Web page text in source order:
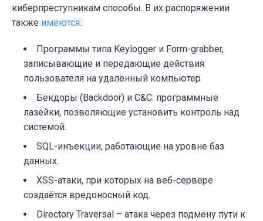
киберпреступникам способы. В их распоряжении
также имеются:
Программы типа Keylogger и Form-grabber,
записывающие и передающие действия
пользователя на удалённый компьютер.
Бекдоры (Backdoor) и С&С: программные
лазейки, позволяющие установить контроль над
системой.
SQL-инъекции, работающие на уровне баз
данных.
XSS-атаки, при которых на веб-сервере
создаётся вредоносный код.
Directory Traversal – атака через подмену пути к